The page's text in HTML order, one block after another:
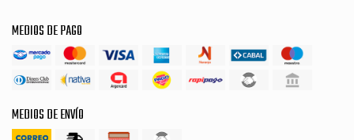
MEDIOS DE PAGO
MEDIOS DE ENVÍO